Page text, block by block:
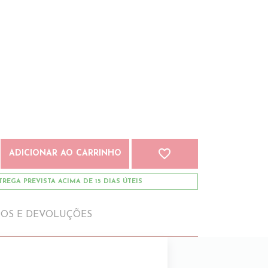
ADICIONAR AO CARRINHO favorite_border
PREVISTA ACIMA DE 15 DIAS ÚTEIS
E DEVOLUÇÕES